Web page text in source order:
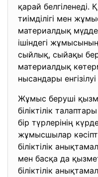
қарай белгiленедi.
тиiмдiлiгi мен
материалдық
iшiндегi
сыйлық, сыйақы
материалдық
нысандары
Жұмыс беруші
біліктiлiк
бiр түрлерiнiң
жұмысшылар
біліктілік
мен басқа да
бiлiктілік